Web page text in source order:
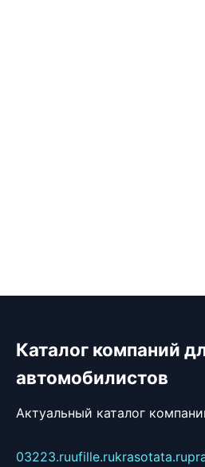
Каталог компаний
автомобилистов
Актуальный каталог
03223.ruufille.rukrasotata.ru